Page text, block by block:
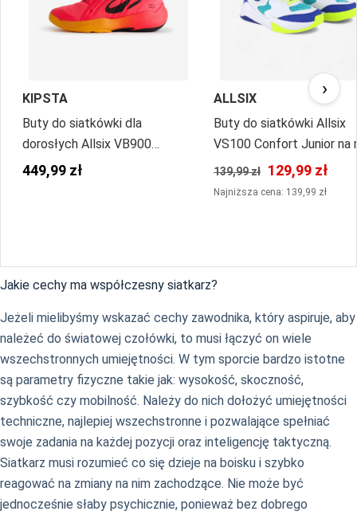
KIPSTA
Buty do siatkówki dla
dorosłych Allsix VB900
Stability Edycja Limitowana
449,99 zł
ALLSIX
Buty do siatkówki Allsix
VS100 Confort Junior na
139,99 zł 129,99 zł
Najniższa cena: 139,99 zł
›
Jakie cechy ma współczesny siatkarz?
Jeżeli mielibyśmy wskazać cechy zawodnika, który aspiruje, aby
należeć do światowej czołówki, to musi łączyć on wiele
wszechstronnych umiejętności. W tym sporcie bardzo istotne
są parametry fizyczne takie jak: wysokość, skoczność,
szybkość czy mobilność. Należy do nich dołożyć umiejętności
techniczne, najlepiej wszechstronne i pozwalające spełniać
swoje zadania na każdej pozycji oraz inteligencję taktyczną.
Siatkarz musi rozumieć co się dzieje na boisku i szybko
reagować na zmiany na nim zachodzące. Nie może być
jednocześnie słaby psychicznie, ponieważ bez dobrego